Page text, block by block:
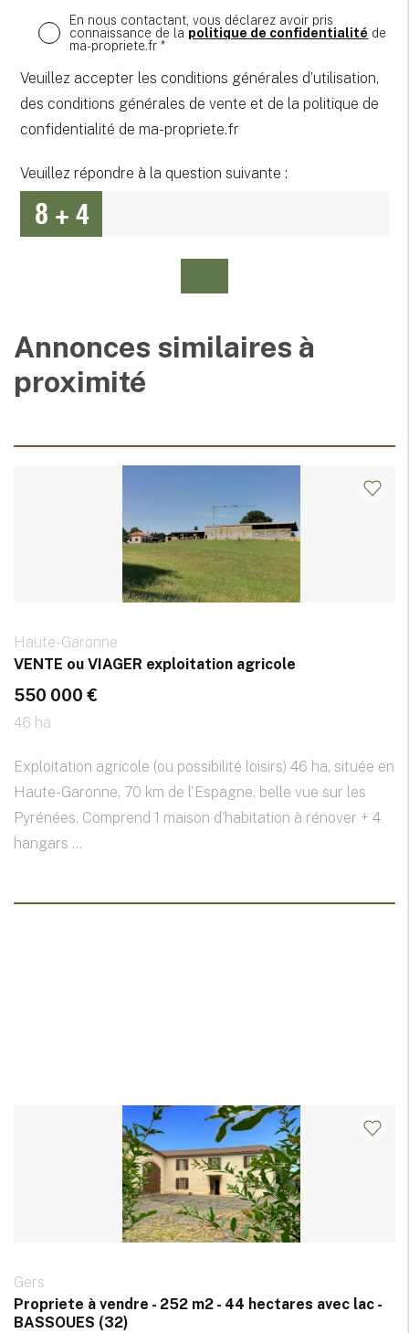
En nous contactant, vous déclarez avoir pris
connaissance de la politique de confidentialité de
ma-propriete.fr *
Veuillez accepter les conditions générales d’utilisation,
des conditions générales de vente et de la politique de
confidentialité de ma-propriete.fr
Veuillez répondre à la question suivante :
Annonces similaires à
proximité
Haute-Garonne
VENTE ou VIAGER exploitation agricole
550 000 €
46 ha
Exploitation agricole (ou possibilité loisirs) 46 ha, située en
Haute-Garonne, 70 km de l'Espagne, belle vue sur les
Pyrénées. Comprend 1 maison d'habitation à rénover + 4
hangars ...
Gers
Propriete à vendre - 252 m2 - 44 hectares avec lac -
BASSOUES (32)